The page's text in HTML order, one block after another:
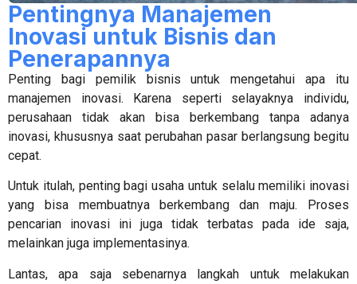
Pentingnya Manajemen
Inovasi untuk Bisnis dan
Penerapannya
Penting bagi pemilik bisnis untuk mengetahui apa itu
manajemen inovasi. Karena seperti selayaknya individu,
perusahaan tidak akan bisa berkembang tanpa adanya
inovasi, khususnya saat perubahan pasar berlangsung begitu
cepat.
Untuk itulah, penting bagi usaha untuk selalu memiliki inovasi
yang bisa membuatnya berkembang dan maju. Proses
pencarian inovasi ini juga tidak terbatas pada ide saja,
melainkan juga implementasinya.
Lantas, apa saja sebenarnya langkah untuk melakukan